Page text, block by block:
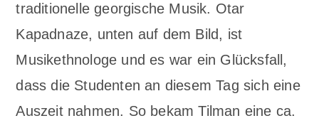
traditionelle georgische Musik. Otar
Kapadnaze, unten auf dem Bild, ist
Musikethnologe und es war ein Glücksfall,
dass die Studenten an diesem Tag sich eine
Auszeit nahmen. So bekam Tilman eine ca.